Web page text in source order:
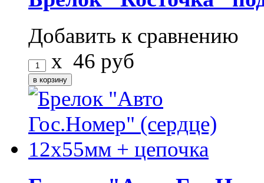
Добавить к сравнению
x 46 руб